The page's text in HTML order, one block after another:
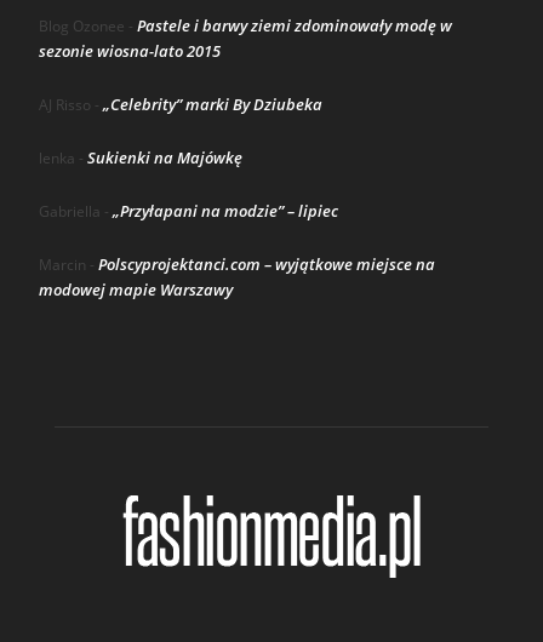
Blog Ozonee - Pastele i barwy ziemi zdominowały modę w
sezonie wiosna-lato 2015
AJ Risso - „Celebrity” marki By Dziubeka
lenka - Sukienki na Majówkę
Gabriella - „Przyłapani na modzie” – lipiec
Marcin - Polscyprojektanci.com – wyjątkowe miejsce na
modowej mapie Warszawy